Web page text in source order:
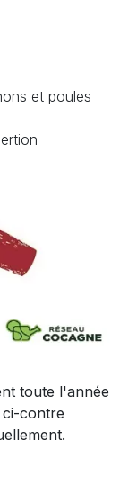
et poules
toute l'année
contre